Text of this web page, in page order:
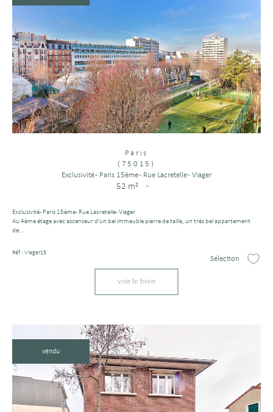
Paris
(75015)
Exclusivité - Paris 15ème - Rue Lacretelle - Viager
52 m² -
Exclusivité - Paris 15ème - Rue Lacretelle - Viager
Au 4ème étage avec ascenseur d'un bel immeuble pierre de taille, un très bel appartement
de...
Réf : Viager15
Sélection
voir le bien
vendu